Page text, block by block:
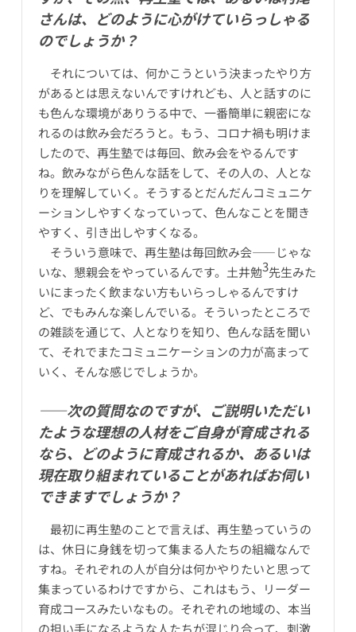
さんは、どのように心がけていらっしゃる
のでしょうか？
それについては、何かこうという決まったやり方
があるとは思えないんですけれども、人と話すのに
も色んな環境がありうる中で、一番簡単に親密にな
れるのは飲み会だろうと。もう、コロナ禍も明けま
したので、再生塾では毎回、飲み会をやるんです
ね。飲みながら色んな話をして、その人の、人とな
りを理解していく。そうするとだんだんコミュニケ
ーションしやすくなっていって、色んなことを聞き
やすく、引き出しやすくなる。
そういう意味で、再生塾は毎回飲み会――じゃな
いな、懇親会をやっているんです。土井勉3先生みた
いにまったく飲まない方もいらっしゃるんですけ
ど、でもみんな楽しんでいる。そういったところで
の雑談を通じて、人となりを知り、色んな話を聞い
て、それでまたコミュニケーションの力が高まって
いく、そんな感じでしょうか。
――次の質問なのですが、ご説明いただい
たような理想の人材をご自身が育成される
なら、どのように育成されるか、あるいは
現在取り組まれていることがあればお伺い
できますでしょうか？
最初に再生塾のことで言えば、再生塾っていうの
は、休日に身銭を切って集まる人たちの組織なんで
すね。それぞれの人が自分は何かやりたいと思って
集まっているわけですから、これはもう、リーダー
育成コースみたいなもの。それぞれの地域の、本当
の担い手になるような人たちが混じり合って、刺激